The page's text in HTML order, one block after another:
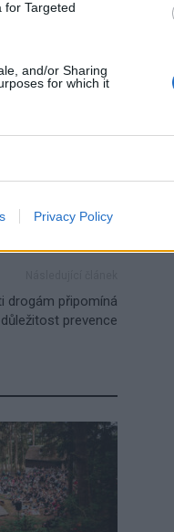
for Targeted
and/or Sharing
for which it
Privacy Policy
drogám připomíná
prevence